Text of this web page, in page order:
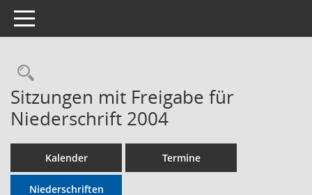
Toggle navigation
Rechercheauswahl
Sitzungen mit Freigabe für
Niederschrift 2004
Kalender Termine
Niederschriften